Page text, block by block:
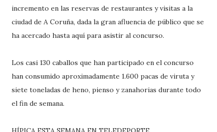
incremento en las reservas de restaurantes y visitas a la
ciudad de A Coruña, dada la gran afluencia de público que se
ha acercado hasta aquí para asistir al concurso.
Los casi 130 caballos que han participado en el concurso
han consumido aproximadamente 1.600 pacas de viruta y
siete toneladas de heno, pienso y zanahorias durante todo
el fin de semana.